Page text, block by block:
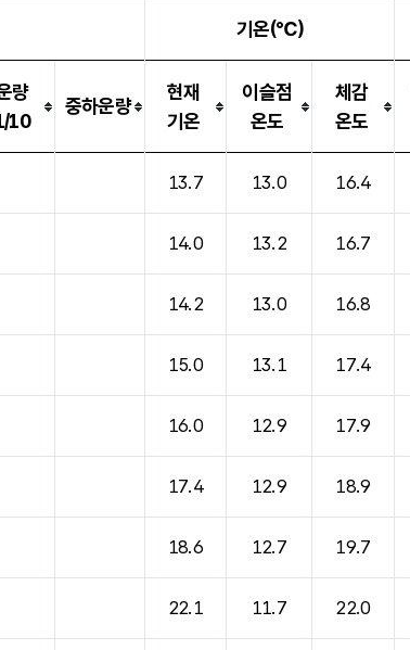
기온(℃)
량
10
중하운량
현재
기온
이슬점
온도
체감
온도
13.7 13.0 16.4
14.0 13.2 16.7
14.2 13.0 16.8
15.0 13.1 17.4
16.0 12.9 17.9
17.4 12.9 18.9
18.6 12.7 19.7
22.1 11.7 22.0